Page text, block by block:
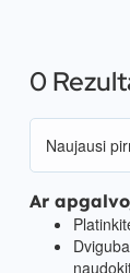
0
Ar